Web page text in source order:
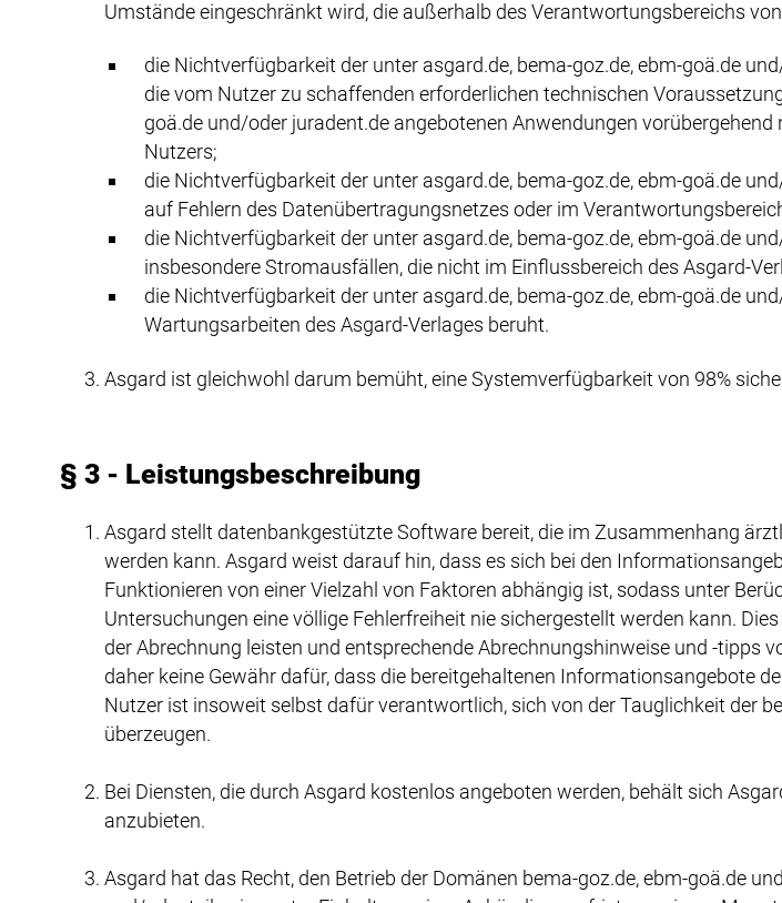
Umstände eingeschränkt wird, die außerhalb des Verantwortungsbereichs
die Nichtverfügbarkeit der unter asgard.de, bema-goz.de, ebm-goä.de
die vom Nutzer zu schaffenden erforderlichen technischen
goä.de und/oder juradent.de angebotenen Anwendungen
Nutzers;
die Nichtverfügbarkeit der unter asgard.de, bema-goz.de, ebm-goä.de
auf Fehlern des Datenübertragungsnetzes oder im
die Nichtverfügbarkeit der unter asgard.de, bema-goz.de, ebm-goä.de
insbesondere Stromausfällen, die nicht im Einflussbereich des Asgard-
die Nichtverfügbarkeit der unter asgard.de, bema-goz.de, ebm-goä.de
Wartungsarbeiten des Asgard-Verlages beruht.
Asgard ist gleichwohl darum bemüht, eine Systemverfügbarkeit von 98%
§ 3 - Leistungsbeschreibung
Asgard stellt datenbankgestützte Software bereit, die im Zusammenhang
werden kann. Asgard weist darauf hin, dass es sich bei den
Funktionieren von einer Vielzahl von Faktoren abhängig ist, sodass unter
Untersuchungen eine völlige Fehlerfreiheit nie sichergestellt werden kann.
der Abrechnung leisten und entsprechende Abrechnungshinweise und -tipps
daher keine Gewähr dafür, dass die bereitgehaltenen Informationsangebote
Nutzer ist insoweit selbst dafür verantwortlich, sich von der Tauglichkeit der
überzeugen.
Bei Diensten, die durch Asgard kostenlos angeboten werden, behält sich
anzubieten.
Asgard hat das Recht, den Betrieb der Domänen bema-goz.de, ebm-goä.de